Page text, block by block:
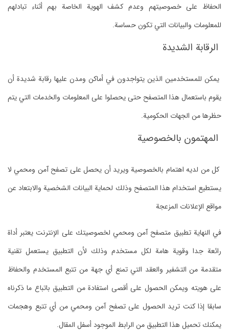
الحفاظ على خصوصيتهم وعدم كشف الهوية الخاصة بهم أثناء تبادلهم
للمعلومات والبيانات التي تكون حساسة.
الرقابة الشديدة
يمكن للمستخدمين الذين يتواجدون في أماكن ومدن عليها رقابة شديدة أن
يقوم باستعمال هذا المتصفح حتى يحصلوا على المعلومات والخدمات التي يتم
حظرها من الجهات الحكومية.
المهتمون بالخصوصية
كل من لديه اهتمام بالخصوصية ويريد أن يحصل على تصفح آمن ومحمي لا
يستطيع استخدام هذا المتصفح وذلك لحماية البيانات الشخصية والابتعاد عن
مواقع الإعلانات المزعجة
في النهاية تطبيق متصفح آمن ومحمي لخصوصيتك على الإنترنت يعتبر أداة
رائعة جدا وقوية هامة لكل مستخدم وذلك لأن التطبيق يستعمل تقنية
متقدمة من التشفير والعقد التي تمنع أي جهة من تتبع المستخدم والحفاظ
على هويته ويمكن الحصول على أقصى استفادة من التطبيق باتباع ما ذكرناه
سابقا إذا كنت تريد الحصول على تصفح آمن ومحمي من أي تتبع وهجمات
يمكنك تحميل هذا التطبيق من الرابط الموجود أسفل المقال.